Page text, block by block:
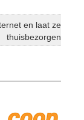
en laat ze
thuisbezorgen